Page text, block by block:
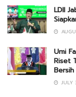
LDII
Umi
Riset
Bersih
JULY